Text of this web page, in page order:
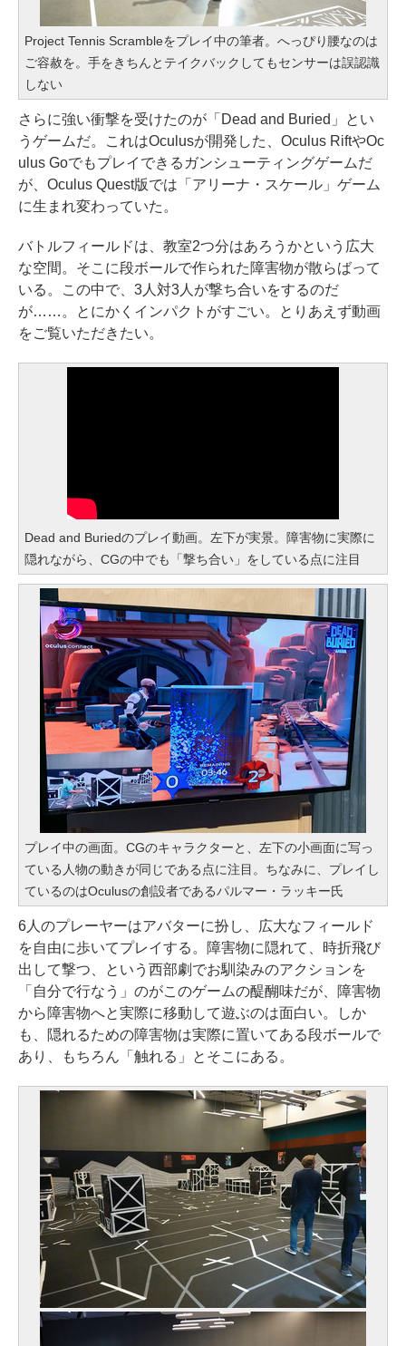
Project Tennis Scrambleをプレイ中の筆者。へっぴり腰なのは
ご容赦を。手をきちんとテイクバックしてもセンサーは誤認識
しない
さらに強い衝撃を受けたのが「Dead and Buried」とい
うゲームだ。これはOculusが開発した、Oculus RiftやOc
ulus Goでもプレイできるガンシューティングゲームだ
が、Oculus Quest版では「アリーナ・スケール」ゲーム
に生まれ変わっていた。
バトルフィールドは、教室2つ分はあろうかという広大
な空間。そこに段ボールで作られた障害物が散らばって
いる。この中で、3人対3人が撃ち合いをするのだ
が……。とにかくインパクトがすごい。とりあえず動画
をご覧いただきたい。
Dead and Buriedのプレイ動画。左下が実景。障害物に実際に
隠れながら、CGの中でも「撃ち合い」をしている点に注目
プレイ中の画面。CGのキャラクターと、左下の小画面に写っ
ている人物の動きが同じである点に注目。ちなみに、プレイし
ているのはOculusの創設者であるパルマー・ラッキー氏
6人のプレーヤーはアバターに扮し、広大なフィールド
を自由に歩いてプレイする。障害物に隠れて、時折飛び
出して撃つ、という西部劇でお馴染みのアクションを
「自分で行なう」のがこのゲームの醍醐味だが、障害物
から障害物へと実際に移動して遊ぶのは面白い。しか
も、隠れるための障害物は実際に置いてある段ボールで
あり、もちろん「触れる」とそこにある。